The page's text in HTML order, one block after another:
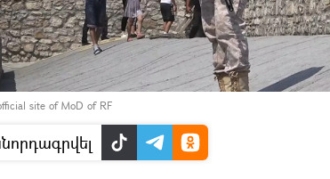
site of MoD of RF